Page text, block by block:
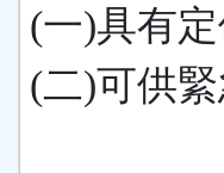
(一)具有定
(二)可供